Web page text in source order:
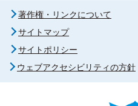
著作権・リンクについて
サイトマップ
サイトポリシー
ウェブアクセシビリティの方針